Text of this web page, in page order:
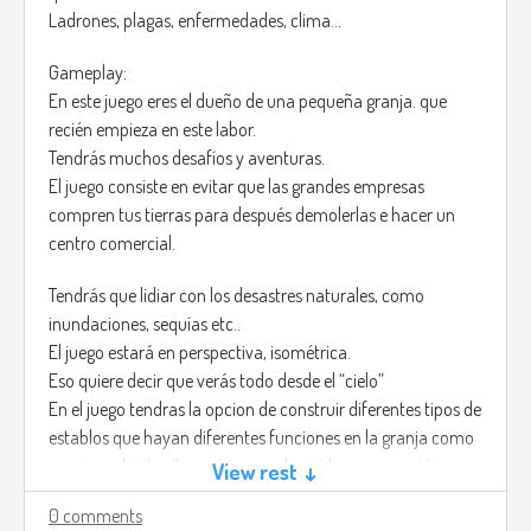
current weapon known that can defeat this monsters.
changed their future 2 of this “Monsters” are created, the
reason of this is yet unknown, but youre mission is clear, Kill
them, no matter what it takes.
The Monsters are called “Time Holders” the have a dark
aura, fearless, they don't have emotions, and have only one
mission; Take back what belongs to them.
You are able to enter others person's Mind and dreams,
which means you will need to fight unimaginable monsters,
and never explored lands.
You of course will have a team, this team will guide you thru
the journey.
It's written on the confidential files that there are still 13
Time Holders to be captured.
Ladrones, plagas, enfermedades, clima…
Gameplay:
En este juego eres el dueño de una pequeña granja. que
recién empieza en este labor.
Tendrás muchos desafíos y aventuras.
El juego consiste en evitar que las grandes empresas
compren tus tierras para después demolerlas e hacer un
centro comercial.
Tendrás que lidiar con los desastres naturales, como
inundaciones, sequías etc..
El juego estará en perspectiva, isométrica.
Eso quiere decir que verás todo desde el “cielo”
En el juego tendras la opcion de construir diferentes tipos de
establos que hayan diferentes funciones en la granja como
por ejemplo el gallinero, que producirá huevos, que tú como
granjero tendrás la opción de tomar esta industria como la
principal para mantener la granja en pie, o por el otro lado
View rest ↓
0 comments